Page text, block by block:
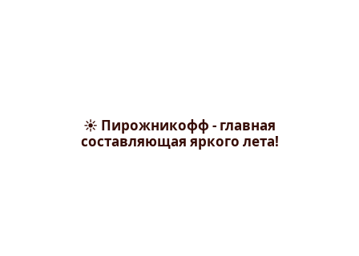
☀️ Пирожникофф - главная
составляющая яркого лета!